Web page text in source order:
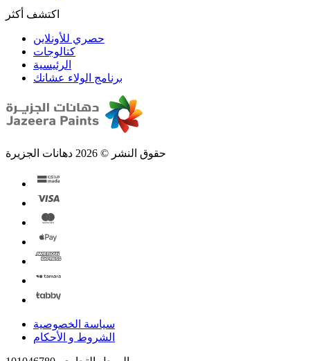
اكتشف أكثر
حصري للأونلاين
الرئيسية
برنامج الولاء عشانك
حقوق النشر © 2026 دهانات الجزيرة
سياسة الخصوصية
الشروط و الأحكام